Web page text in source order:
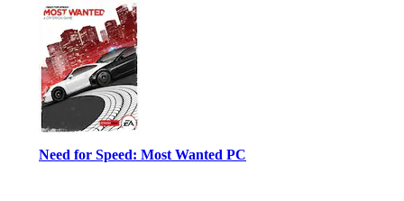
Need for Speed: Most Wanted PC